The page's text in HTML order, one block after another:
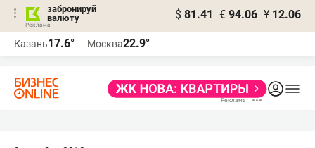
забронируй
валюту
$ 81.41 € 94.06 ¥ 12.06
Казань17.6° Москва22.9°